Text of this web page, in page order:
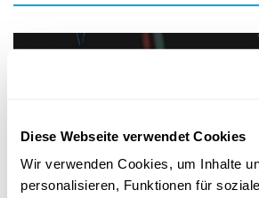
Diese Webseite verwendet Cookies
Wir verwenden Cookies, um Inhalte
personalisieren, Funktionen für